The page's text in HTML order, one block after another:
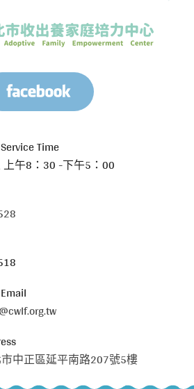
Time
上午8：30 -下午5：00
中正區延平南路207號5樓